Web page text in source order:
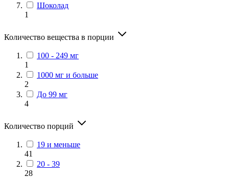
Шоколад
1
Количество вещества в порции
100 - 249 мг
1
1000 мг и больше
2
До 99 мг
4
Количество порций
19 и меньше
41
20 - 39
28